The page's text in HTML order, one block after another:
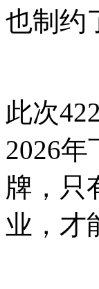
也制约
此次
2026
牌，只
业，才